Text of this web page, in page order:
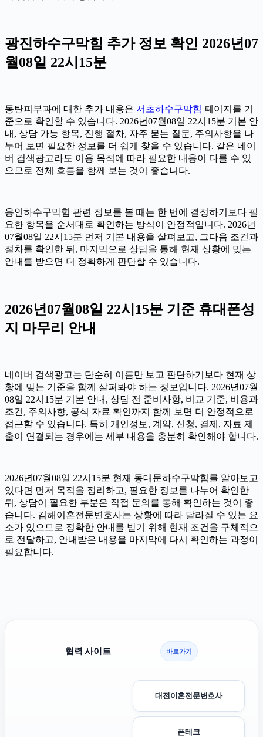
광진하수구막힘 추가 정보 확인 2026년07
월08일 22시15분
동탄피부과에 대한 추가 내용은 서초하수구막힘 페이지를 기
준으로 확인할 수 있습니다. 2026년07월08일 22시15분 기본 안
내, 상담 가능 항목, 진행 절차, 자주 묻는 질문, 주의사항을 나
누어 보면 필요한 정보를 더 쉽게 찾을 수 있습니다. 같은 네이
버 검색광고라도 이용 목적에 따라 필요한 내용이 다를 수 있
으므로 전체 흐름을 함께 보는 것이 좋습니다.
용인하수구막힘 관련 정보를 볼 때는 한 번에 결정하기보다 필
요한 항목을 순서대로 확인하는 방식이 안정적입니다. 2026년
07월08일 22시15분 먼저 기본 내용을 살펴보고, 그다음 조건과
절차를 확인한 뒤, 마지막으로 상담을 통해 현재 상황에 맞는
안내를 받으면 더 정확하게 판단할 수 있습니다.
2026년07월08일 22시15분 기준 휴대폰성
지 마무리 안내
네이버 검색광고는 단순히 이름만 보고 판단하기보다 현재 상
황에 맞는 기준을 함께 살펴봐야 하는 정보입니다. 2026년07월
08일 22시15분 기본 안내, 상담 전 준비사항, 비교 기준, 비용과
조건, 주의사항, 공식 자료 확인까지 함께 보면 더 안정적으로
접근할 수 있습니다. 특히 개인정보, 계약, 신청, 결제, 자료 제
출이 연결되는 경우에는 세부 내용을 충분히 확인해야 합니다.
2026년07월08일 22시15분 현재 동대문하수구막힘를 알아보고
있다면 먼저 목적을 정리하고, 필요한 정보를 나누어 확인한
뒤, 상담이 필요한 부분은 직접 문의를 통해 확인하는 것이 좋
습니다. 김해이혼전문변호사는 상황에 따라 달라질 수 있는 요
소가 있으므로 정확한 안내를 받기 위해 현재 조건을 구체적으
로 전달하고, 안내받은 내용을 마지막에 다시 확인하는 과정이
필요합니다.
협력 사이트 바로가기
대전이혼전문변호사
폰테크